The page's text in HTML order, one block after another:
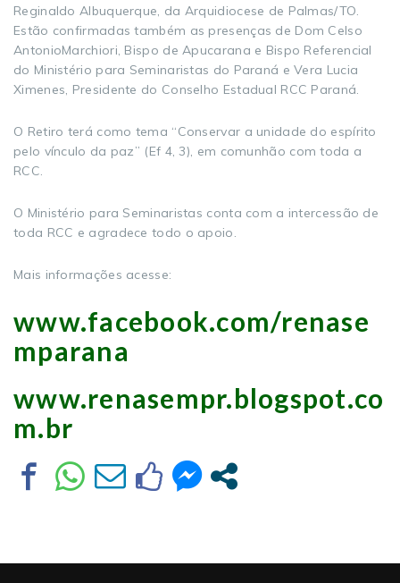
Reginaldo Albuquerque, da Arquidiocese de Palmas/TO.
Estão confirmadas também as presenças de Dom Celso
AntonioMarchiori, Bispo de Apucarana e Bispo Referencial
do Ministério para Seminaristas do Paraná e Vera Lucia
Ximenes, Presidente do Conselho Estadual RCC Paraná.
O Retiro terá como tema “Conservar a unidade do espírito
pelo vínculo da paz” (Ef 4, 3), em comunhão com toda a
RCC.
O Ministério para Seminaristas conta com a intercessão de
toda RCC e agradece todo o apoio.
Mais informações acesse:
www.facebook.com/renase
mparana
www.renasempr.blogspot.co
m.br